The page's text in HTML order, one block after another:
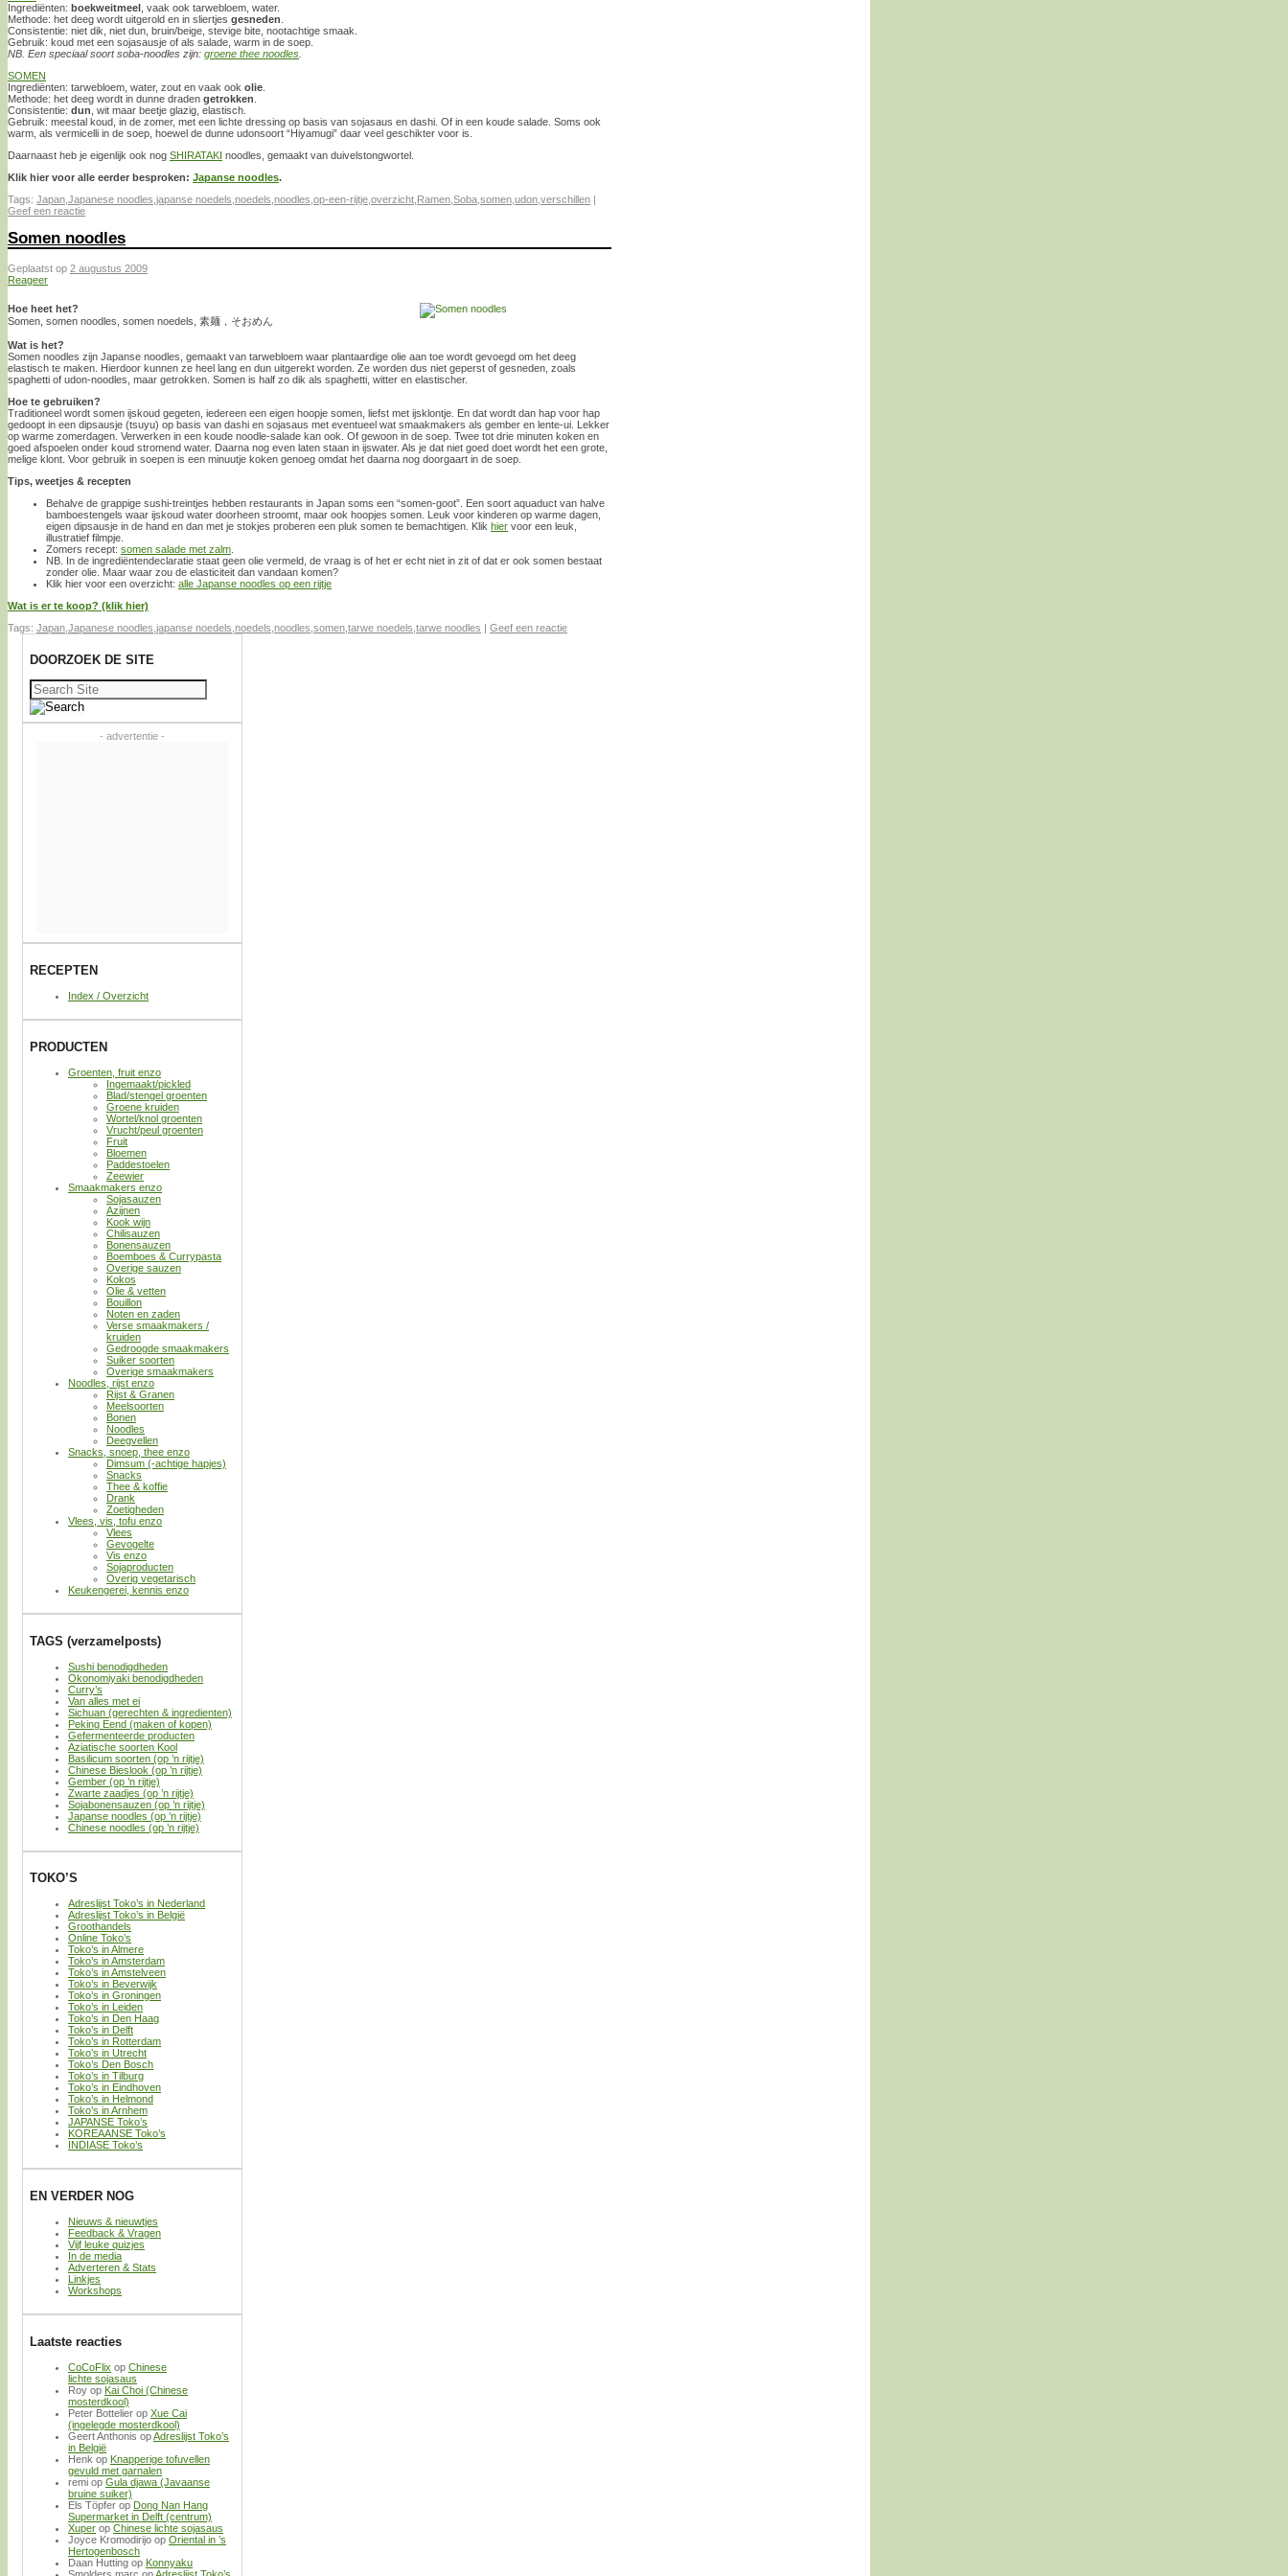
Ingrediënten: boekweitmeel , vaak ook tarwebloem, water.
Methode: het deeg wordt uitgerold en in sliertjes gesneden
Consistentie: niet dik, niet dun, bruin/beige, stevige bite, nootachtige smaak.
Gebruik: koud met een sojasausje of als salade, warm in de soep.
NB. Een speciaal soort soba-noodles zijn: groene thee noodles
SOMEN
Ingrediënten: tarwebloem, water, zout en vaak ook olie
Methode: het deeg wordt in dunne draden getrokken
Consistentie: dun , wit maar beetje glazig, elastisch.
Gebruik: meestal koud, in de zomer, met een lichte dressing op basis van sojasaus en dashi. Of in een koude salade. Soms ook
warm, als vermicelli in de soep, hoewel de dunne udonsoort “Hiyamugi” daar veel geschikter voor is.
Daarnaast heb je eigenlijk ook nog SHIRATAKI noodles, gemaakt van duivelstongwortel.
Klik hier voor alle eerder besproken: Japanse noodles.
Tags: Japan Japanese noodles japanse noedels noedels noodles op-een-rijtje overzicht Ramen Soba somen udon verschillen |
Geef een reactie
Somen noodles
Geplaatst op 2 augustus 2009
Reageer
Hoe heet het?
Somen, somen noodles, somen noedels, 素麺，そおめん
Wat is het?
Somen noodles zijn Japanse noodles, gemaakt van tarwebloem waar plantaardige olie aan toe wordt gevoegd om het deeg
elastisch te maken. Hierdoor kunnen ze heel lang en dun uitgerekt worden. Ze worden dus niet geperst of gesneden, zoals
spaghetti of udon-noodles, maar getrokken. Somen is half zo dik als spaghetti, witter en elastischer.
Hoe te gebruiken?
Traditioneel wordt somen ijskoud gegeten, iedereen een eigen hoopje somen, liefst met ijsklontje. En dat wordt dan hap voor hap
gedoopt in een dipsausje (tsuyu) op basis van dashi en sojasaus met eventueel wat smaakmakers als gember en lente-ui. Lekker
op warme zomerdagen. Verwerken in een koude noodle-salade kan ook. Of gewoon in de soep. Twee tot drie minuten koken en
goed afspoelen onder koud stromend water. Daarna nog even laten staan in ijswater. Als je dat niet goed doet wordt het een grote,
melige klont. Voor gebruik in soepen is een minuutje koken genoeg omdat het daarna nog doorgaart in de soep.
Tips, weetjes & recepten
Behalve de grappige sushi-treintjes hebben restaurants in Japan soms een “somen-goot”. Een soort aquaduct van halve
bamboestengels waar ijskoud water doorheen stroomt, maar ook hoopjes somen. Leuk voor kinderen op warme dagen,
eigen dipsausje in de hand en dan met je stokjes proberen een pluk somen te bemachtigen. Klik hier voor een leuk,
illustratief filmpje.
Zomers recept: somen salade met zalm
NB. In de ingrediëntendeclaratie staat geen olie vermeld, de vraag is of het er echt niet in zit of dat er ook somen bestaat
zonder olie. Maar waar zou de elasticiteit dan vandaan komen?
Klik hier voor een overzicht: alle Japanse noodles op een rijtje
Wat is er te koop? (klik hier)
Tags: Japan Japanese noodles japanse noedels noedels noodles somen tarwe noedels tarwe noodles | Geef een reactie
DOORZOEK DE SITE
Zoeken
naar:
- advertentie -
RECEPTEN
Index / Overzicht
PRODUCTEN
Groenten, fruit enzo
Ingemaakt/pickled
Blad/stengel groenten
Groene kruiden
Wortel/knol groenten
Vrucht/peul groenten
Fruit
Bloemen
Paddestoelen
Zeewier
Smaakmakers enzo
Sojasauzen
Azijnen
Kook wijn
Chilisauzen
Bonensauzen
Boemboes & Currypasta
Overige sauzen
Kokos
Olie & vetten
Bouillon
Noten en zaden
Verse smaakmakers /
kruiden
Gedroogde smaakmakers
Suiker soorten
Overige smaakmakers
Noodles, rijst enzo
Rijst & Granen
Meelsoorten
Bonen
Noodles
Deegvellen
Snacks, snoep, thee enzo
Dimsum (-achtige hapjes)
Snacks
Thee & koffie
Drank
Zoetigheden
Vlees, vis, tofu enzo
Vlees
Gevogelte
Vis enzo
Sojaproducten
Overig vegetarisch
Keukengerei, kennis enzo
TAGS (verzamelposts)
Sushi benodigdheden
Okonomiyaki benodigdheden
Curry’s
Van alles met ei
Sichuan (gerechten & ingredienten)
Peking Eend (maken of kopen)
Gefermenteerde producten
Aziatische soorten Kool
Basilicum soorten (op ’n rijtje)
Chinese Bieslook (op ’n rijtje)
Gember (op ’n rijtje)
Zwarte zaadjes (op ’n rijtje)
Sojabonensauzen (op ’n rijtje)
Japanse noodles (op ’n rijtje)
Chinese noodles (op ’n rijtje)
TOKO’S
Adreslijst Toko’s in Nederland
Adreslijst Toko’s in België
Groothandels
Online Toko’s
Toko’s in Almere
Toko’s in Amsterdam
Toko’s in Amstelveen
Toko’s in Beverwijk
Toko’s in Groningen
Toko’s in Leiden
Toko’s in Den Haag
Toko’s in Delft
Toko’s in Rotterdam
Toko’s in Utrecht
Toko’s Den Bosch
Toko’s in Tilburg
Toko’s in Eindhoven
Toko’s in Helmond
Toko’s in Arnhem
JAPANSE Toko’s
KOREAANSE Toko’s
INDIASE Toko’s
EN VERDER NOG
Nieuws & nieuwtjes
Feedback & Vragen
Vijf leuke quizjes
In de media
Adverteren & Stats
Linkjes
Workshops
Laatste reacties
CoCoFlix op Chinese
lichte sojasaus
Roy op Kai Choi (Chinese
mosterdkool)
Peter Bottelier op Xue Cai
(ingelegde mosterdkool)
Geert Anthonis opAdreslijst Toko’s
in België
Henk op Knapperige tofuvellen
gevuld met garnalen
remi op Gula djawa (Javaanse
bruine suiker)
Els Töpfer op Dong Nan Hang
Supermarket in Delft (centrum)
Xuper op Chinese lichte sojasaus
Joyce Kromodirijo op Oriental in ’s
Hertogenbosch
Daan Hutting op Konnyaku